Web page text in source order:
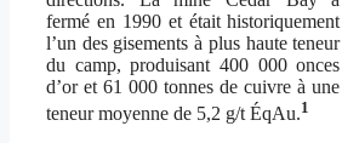
fermé en 1990 et était historiquement
l’un des gisements à plus haute teneur
du camp, produisant 400 000 onces
d’or et 61 000 tonnes de cuivre à une
teneur moyenne de 5,2 g/t ÉqAu.1